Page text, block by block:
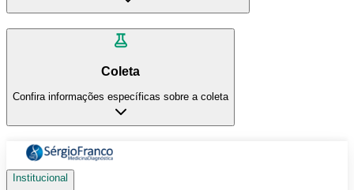
Coleta
Confira informações específicas sobre a coleta
Institucional